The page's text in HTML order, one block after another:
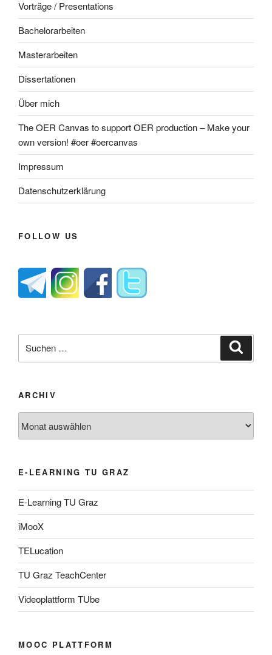
Vorträge / Presentations
Bachelorarbeiten
Masterarbeiten
Dissertationen
Über mich
The OER Canvas to support OER production – Make your
own version! #oer #oercanvas
Impressum
Datenschutzerklärung
FOLLOW US
nach:
ARCHIV
E-LEARNING TU GRAZ
E-Learning TU Graz
iMooX
TELucation
TU Graz TeachCenter
Videoplattform TUbe
MOOC PLATTFORM